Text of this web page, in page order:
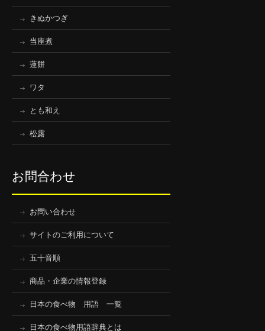
きぬかつぎ
当座煮
蓮餅
ワタ
とも和え
松露
お問合わせ
お問い合わせ
サイトのご利用について
五十音順
商品・企業の情報登録
日本の食べ物 用語 一覧
日本の食べ物用語辞典とは